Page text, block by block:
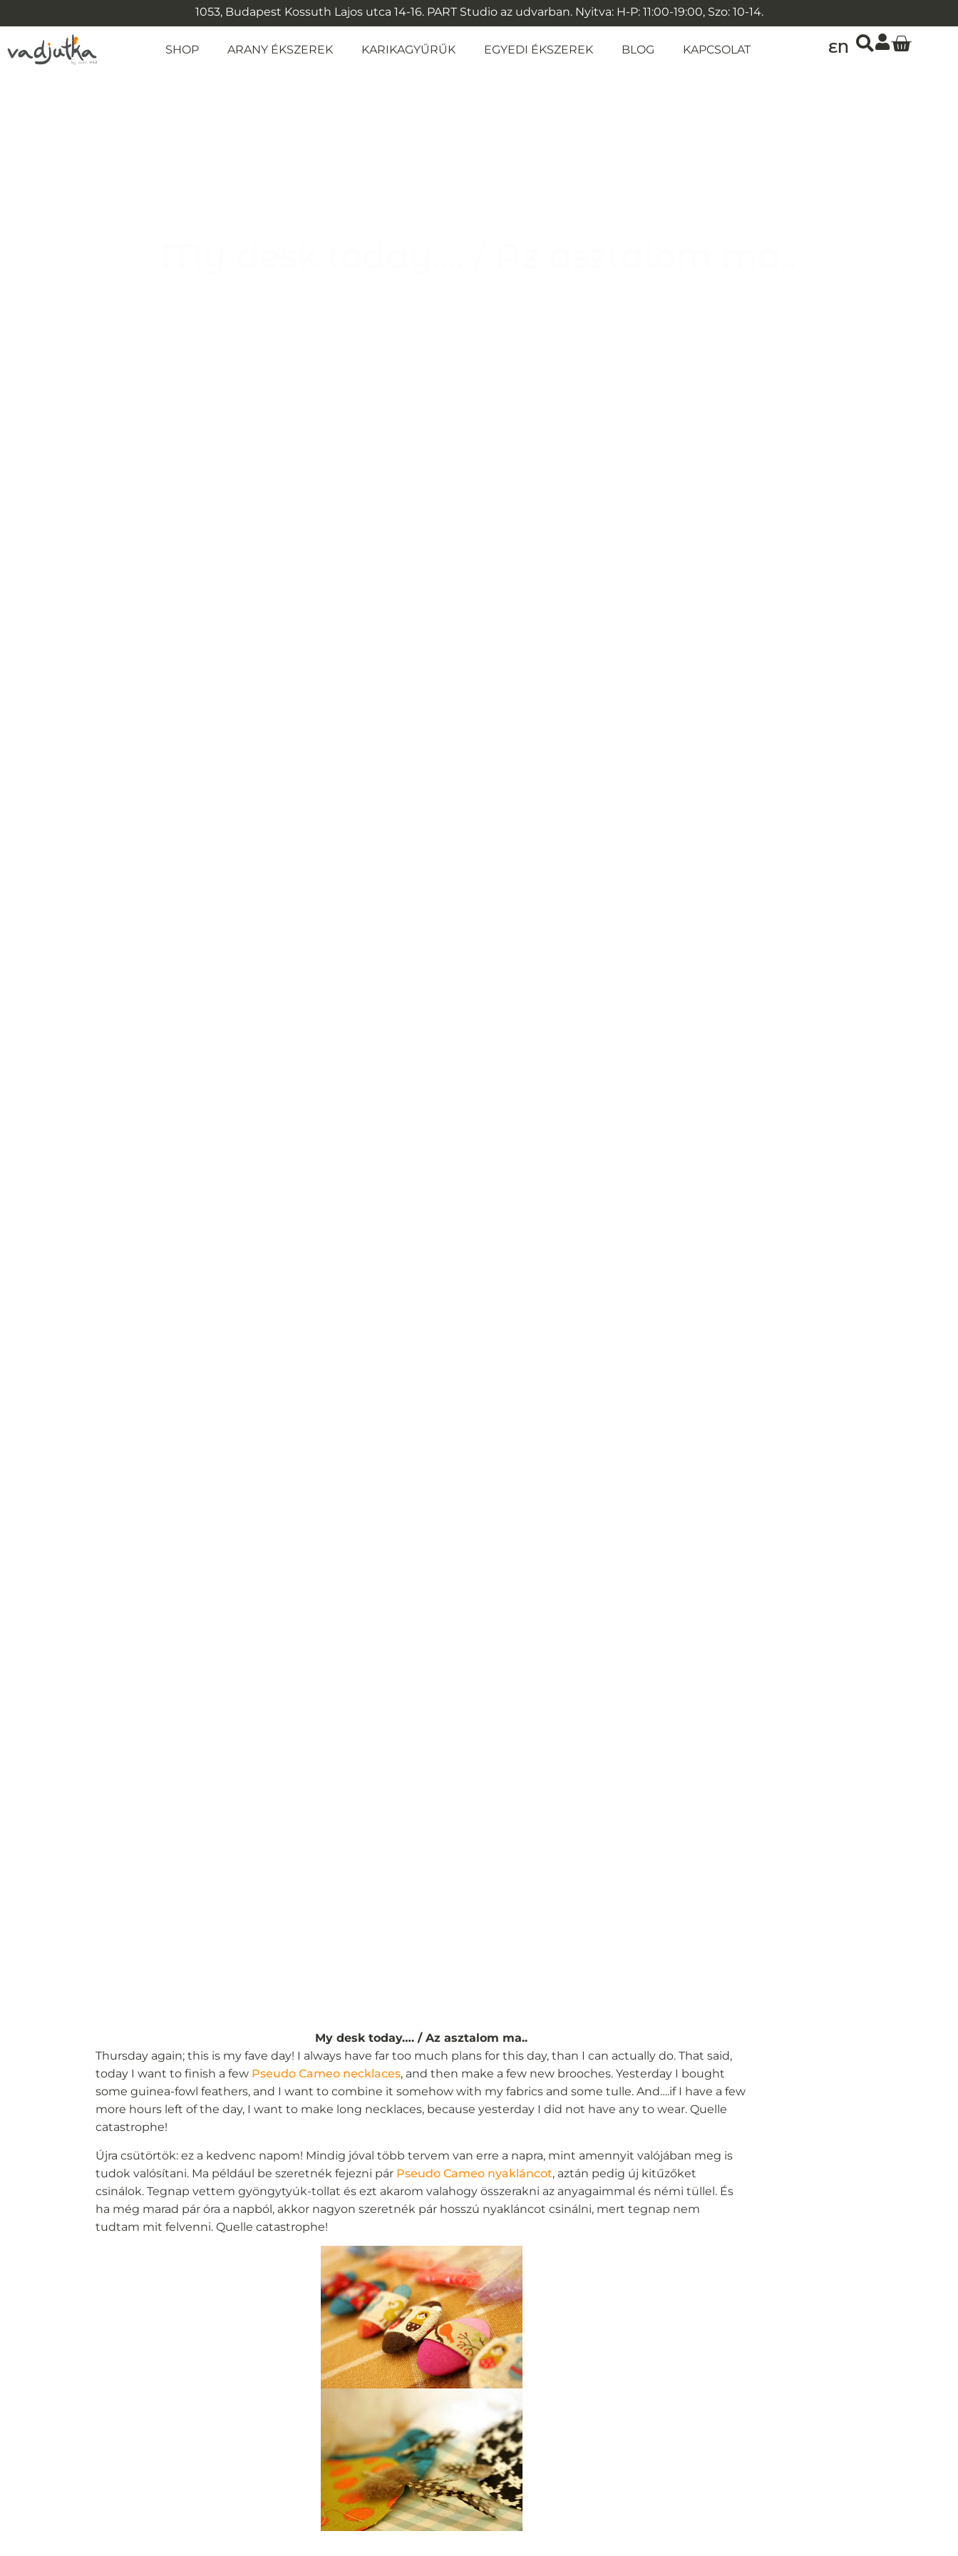
1053, Budapest Kossuth Lajos utca 14-16. PART Studio az udvarban. Nyitva: H-P: 11:00-19:00, Szo: 10-14.
SHOP ARANY ÉKSZEREK KARIKAGYŰRŰK EGYEDI ÉKSZEREK BLOG KAPCSOLAT EN
My desk today…. / Az asztalom ma..
Thursday again; this is my fave day! I always have far too much plans for this day, than I can actually do. That said,
today I want to finish a few Pseudo Cameo necklaces, and then make a few new brooches. Yesterday I bought
some guinea-fowl feathers, and I want to combine it somehow with my fabrics and some tulle. And….if I have a few
more hours left of the day, I want to make long necklaces, because yesterday I did not have any to wear. Quelle
catastrophe!
Újra csütörtök: ez a kedvenc napom! Mindig jóval több tervem van erre a napra, mint amennyit valójában meg is
tudok valósítani. Ma például be szeretnék fejezni pár Pseudo Cameo nyakláncot, aztán pedig új kitűzőket
csinálok. Tegnap vettem gyöngytyúk-tollat és ezt akarom valahogy összerakni az anyagaimmal és némi tüllel. És
ha még marad pár óra a napból, akkor nagyon szeretnék pár hosszú nyakláncot csinálni, mert tegnap nem
tudtam mit felvenni. Quelle catastrophe!